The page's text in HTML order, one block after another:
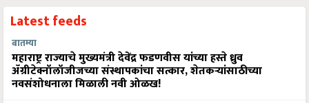
Latest feeds
बातम्या
महाराष्ट्र राज्याचे मुख्यमंत्री देवेंद्र फडणवीस यांच्या हस्ते ध्रुव
ॲग्रीटेक्नॉलॉजीजच्या संस्थापकांचा सत्कार, शेतकऱ्यांसाठीच्या
नवसंशोधनाला मिळाली नवी ओळख!